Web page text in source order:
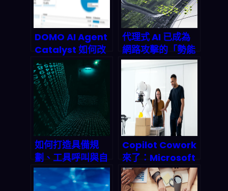
DOMO AI Agent
Catalyst 如何改
變企業 BI 使用模
式？從 2025 Q4
財報看消費式訂閱
的未來
代理式 AI 已成為
網路攻擊的「勢能
增強器」：2026
年資安威脅與自衛
自動化生死戰
如何打造具備規
劃、工具呼叫與自
我批判能力的進階
Agentic AI 系
Copilot Cowork
來了：Microsoft
2026 年 AI 代理革
命如何顛覆你的工